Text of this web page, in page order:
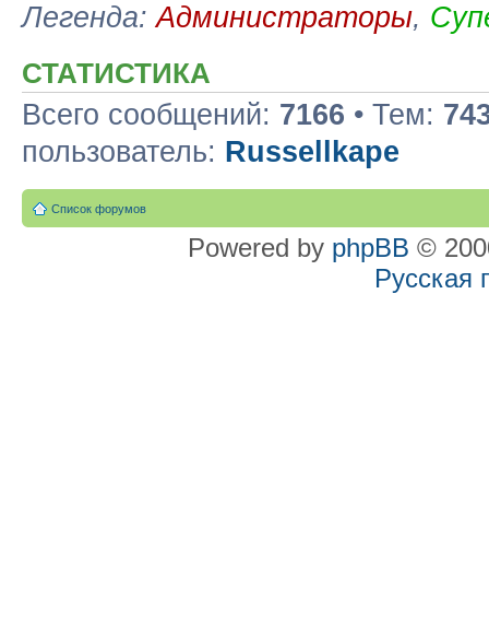
Легенда:Администраторы,
СТАТИСТИКА
Всего сообщений: 7166 • Тем:
пользователь: Russellkape
Список форумов
Powered by phpBB ©
Русская